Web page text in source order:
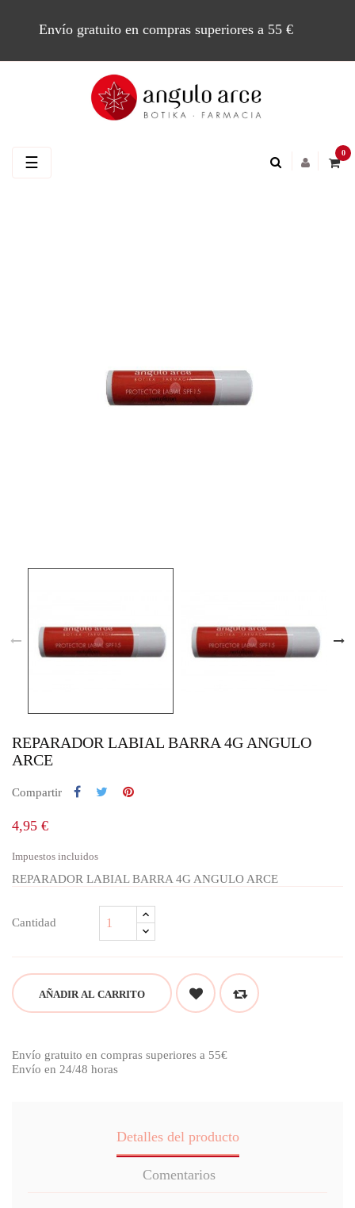
Envío gratuito en compras superiores a 55 €
0
Navegación
☰
REPARADOR LABIAL BARRA 4G ANGULO
ARCE
Compartir
4,95 €
Impuestos incluidos
REPARADOR LABIAL BARRA 4G ANGULO ARCE
Cantidad
AÑADIR AL CARRITO
Envío gratuito en compras superiores a 55€
Envío en 24/48 horas
Detalles del producto
Comentarios